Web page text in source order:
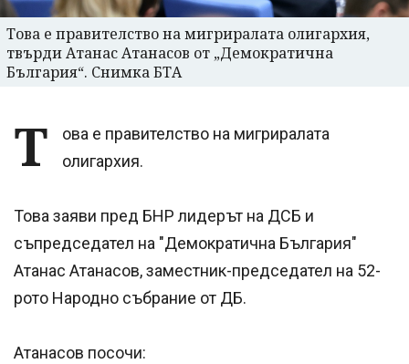
Това е правителство на мигриралата олигархия,
твърди Атанас Атанасов от „Демократична
България“. Снимка БТА
Т
ова е правителство на мигриралата
олигархия.
Това заяви пред БНР лидерът на ДСБ и
съпредседател на "Демократична България"
Атанас Атанасов, заместник-председател на 52-
рото Народно събрание от ДБ.
Атанасов посочи: